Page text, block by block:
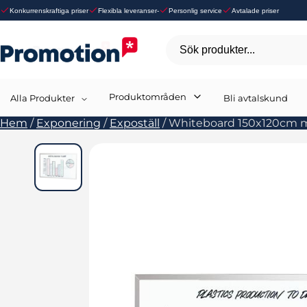
Konkurrenskraftiga priser Flexibla leveranser- Personlig service Avtalade priser
Sök produkter...
Alla Produkter Produktområden Bli avtalskund
Hem / Exponering / Expoställ /Whiteboard 150x120cm